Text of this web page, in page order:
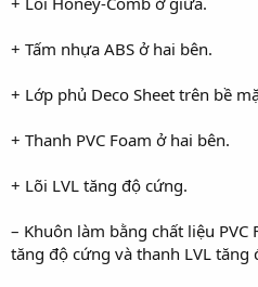
+ Tấm nhựa ABS ở hai bên.
+ Lớp phủ Deco Sheet trên bề
+ Thanh PVC Foam ở hai bên.
+ Lõi LVL tăng độ cứng.
– Khuôn làm bằng chất liệu
tăng độ cứng và thanh LVL tăng